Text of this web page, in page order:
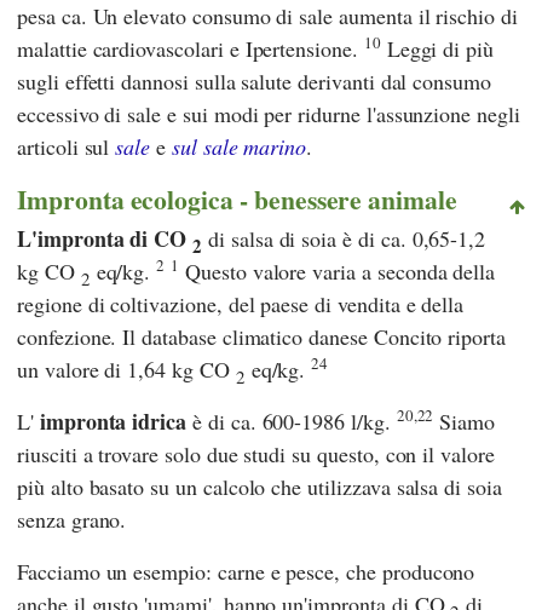
pesa ca. Un elevato consumo di sale aumenta il rischio di
malattie cardiovascolari e Ipertensione. 10Leggi di più
sugli effetti dannosi sulla salute derivanti dal consumo
eccessivo di sale e sui modi per ridurne l'assunzione negli
articoli sulsale e sul sale marino.
Impronta ecologica - benessere animale
L'impronta di CO2 di salsa di soia è di ca. 0,65-1,2
kg CO 2 eq/kg.2 1 Questo valore varia a seconda della
regione di coltivazione, del paese di vendita e della
confezione. Il database climatico danese Concito riporta
un valore di 1,64 kg CO 2 eq/kg.24
L' impronta idrica è di ca. 600-1986 l/kg. 20,22 Siamo
riusciti a trovare solo due studi su questo, con il valore
più alto basato su un calcolo che utilizzava salsa di soia
senza grano.
Facciamo un esempio: carne e pesce, che producono
anche il gusto 'umami', hanno un'impronta di CO di